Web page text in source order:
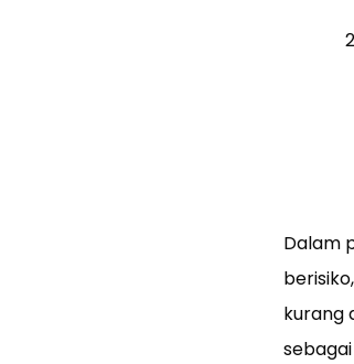
Dalam
kurang
sebagai